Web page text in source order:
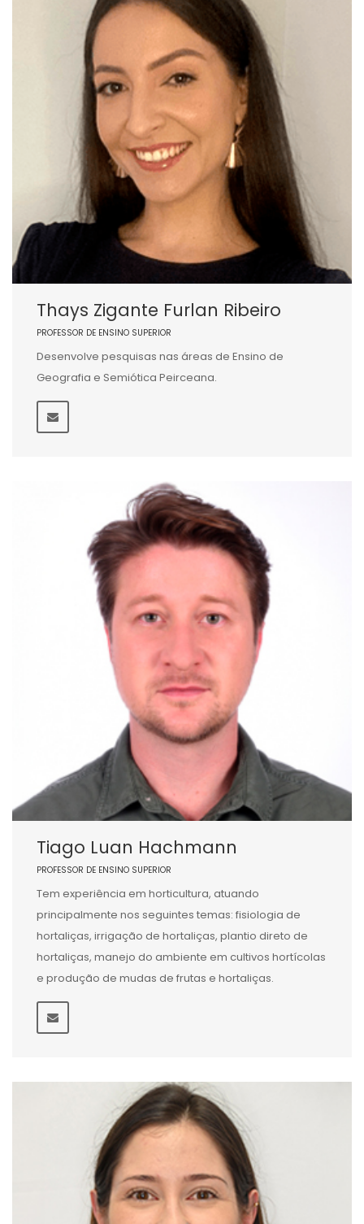
Thays Zigante Furlan Ribeiro
PROFESSOR DE ENSINO SUPERIOR
Desenvolve pesquisas nas áreas de Ensino de
Geografia e Semiótica Peirceana.
Tiago Luan Hachmann
PROFESSOR DE ENSINO SUPERIOR
Tem experiência em horticultura, atuando
principalmente nos seguintes temas: fisiologia de
hortaliças, irrigação de hortaliças, plantio direto de
hortaliças, manejo do ambiente em cultivos hortícolas
e produção de mudas de frutas e hortaliças.